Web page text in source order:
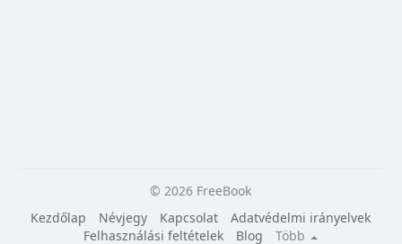
© 2026 FreeBook
Kezdőlap
Névjegy Kapcsolat
Adatvédelmi irányelvek
Felhasználási feltételek
Blog
Több